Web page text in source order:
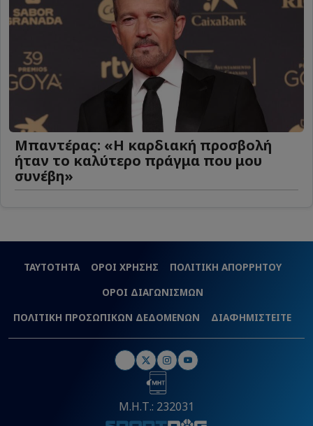
Μπαντέρας: «Η καρδιακή προσβολή
ήταν το καλύτερο πράγμα που μου
συνέβη»
ΤΑΥΤΟΤΗΤΑ ΟΡΟΙ ΧΡΗΣΗΣ
ΠΟΛΙΤΙΚΗ ΑΠΟΡΡΗΤΟΥ
ΟΡΟΙ ΔΙΑΓΩΝΙΣΜΩΝ
ΠΟΛΙΤΙΚΗ ΠΡΟΣΩΠΙΚΩΝ ΔΕΔΟΜΕΝΩΝ
ΔΙΑΦΗΜΙΣΤΕΙΤΕ
Μ.Η.Τ.: 232031